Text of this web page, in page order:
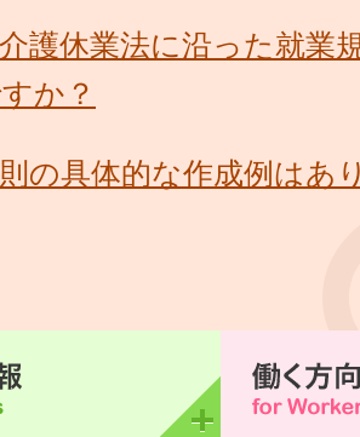
護休業法に沿った就業
か？
の具体的な作成例はあ